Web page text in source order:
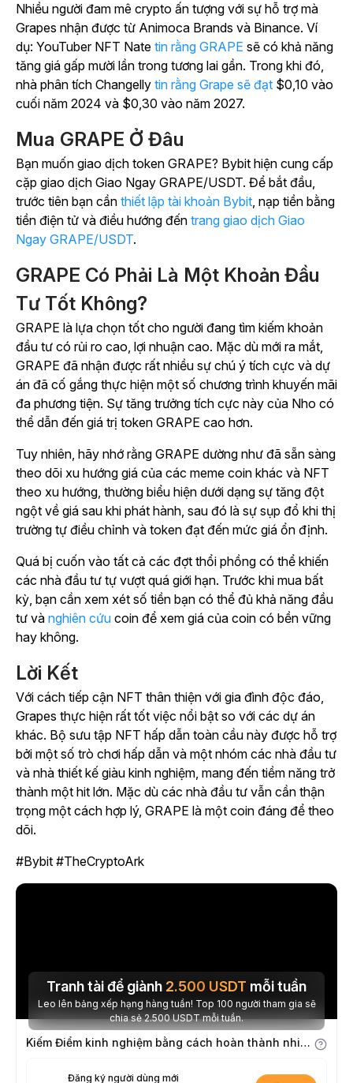
Nhiều người đam mê crypto ấn tượng với sự hỗ trợ mà
Grapes nhận được từ Animoca Brands và Binance. Ví
dụ: YouTuber NFT Nate tin rằng GRAPE sẽ có khả năng
tăng giá gấp mười lần trong tương lai gần. Trong khi đó,
nhà phân tích Changelly tin rằng Grape sẽ đạt $0,10 vào
cuối năm 2024 và $0,30 vào năm 2027.
Mua GRAPE Ở Đâu
Bạn muốn giao dịch token GRAPE? Bybit hiện cung cấp
cặp giao dịch Giao Ngay GRAPE/USDT. Để bắt đầu,
trước tiên bạn cần thiết lập tài khoản Bybit, nạp tiền bằng
tiền điện tử và điều hướng đến trang giao dịch Giao
Ngay GRAPE/USDT.
GRAPE Có Phải Là Một Khoản Đầu
Tư Tốt Không?
GRAPE là lựa chọn tốt cho người đang tìm kiếm khoản
đầu tư có rủi ro cao, lợi nhuận cao. Mặc dù mới ra mắt,
GRAPE đã nhận được rất nhiều sự chú ý tích cực và dự
án đã cố gắng thực hiện một số chương trình khuyến mãi
đa phương tiện. Sự tăng trưởng tích cực này của Nho có
thể dẫn đến giá trị token GRAPE cao hơn.
Tuy nhiên, hãy nhớ rằng GRAPE dường như đã sẵn sàng
theo dõi xu hướng giá của các meme coin khác và NFT
theo xu hướng, thường biểu hiện dưới dạng sự tăng đột
ngột về giá sau khi phát hành, sau đó là sự sụp đổ khi thị
trường tự điều chỉnh và token đạt đến mức giá ổn định.
Quá bị cuốn vào tất cả các đợt thổi phồng có thể khiến
các nhà đầu tư tự vượt quá giới hạn. Trước khi mua bất
kỳ, bạn cần xem xét số tiền bạn có thể đủ khả năng đầu
tư và nghiên cứu coin để xem giá của coin có bền vững
hay không.
Lời Kết
Với cách tiếp cận NFT thân thiện với gia đình độc đáo,
Grapes thực hiện rất tốt việc nổi bật so với các dự án
khác. Bộ sưu tập NFT hấp dẫn toàn cầu này được hỗ trợ
bởi một số trò chơi hấp dẫn và một nhóm các nhà đầu tư
và nhà thiết kế giàu kinh nghiệm, mang đến tiềm năng trở
thành một hit lớn. Mặc dù các nhà đầu tư vẫn cần thận
trọng một cách hợp lý, GRAPE là một coin đáng để theo
dõi.
#Bybit #TheCryptoArk
Tranh tài để giành 2.500 USDT mỗi tuần
Leo lên bảng xếp hạng hàng tuần! Top 100 người tham gia sẽ
chia sẻ 2.500 USDT mỗi tuần.
Kiếm Điểm kinh nghiệm bằng cách hoàn thành nhiệm vụ
Đăng ký người dùng mới